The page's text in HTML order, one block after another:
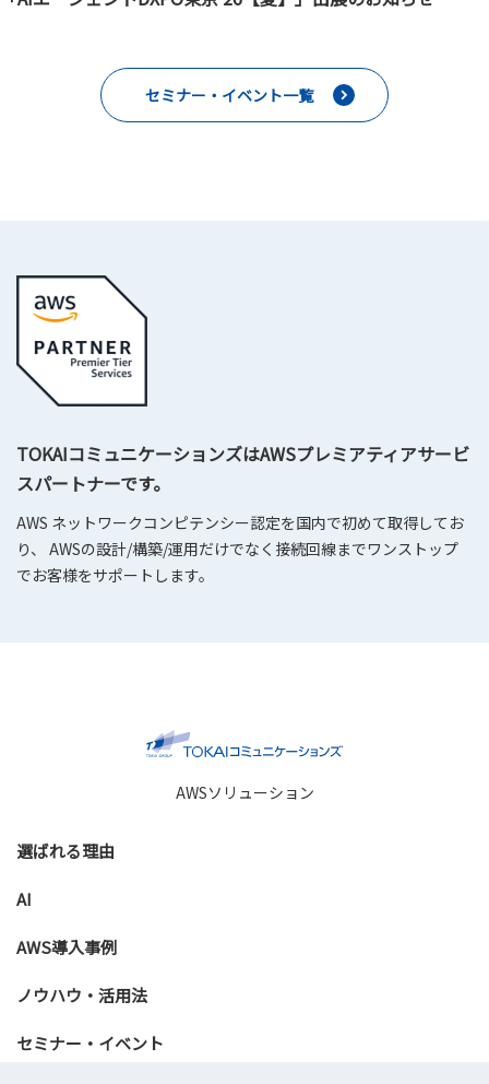
セミナー・イベント一覧
TOKAIコミュニケーションズはAWSプレミアティアサービ
スパートナーです。
AWS ネットワークコンピテンシー認定を国内で初めて取得してお
り、 AWSの設計/構築/運用だけでなく接続回線までワンストップ
でお客様をサポートします。
AWSソリューション
選ばれる理由
AI
AWS導入事例
ノウハウ・活用法
セミナー・イベント